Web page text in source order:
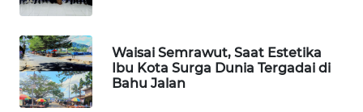
Waisai Semrawut, Saat Estetika
Ibu Kota Surga Dunia Tergadai di
Bahu Jalan
WAHANANEWS
NET
WAHANA
SPORT